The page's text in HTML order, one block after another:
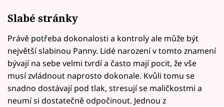
Slabé stránky
Právě potřeba dokonalosti a kontroly ale může být
největší slabinou Panny. Lidé narození v tomto znamení
bývají na sebe velmi tvrdí a často mají pocit, že vše
musí zvládnout naprosto dokonale. Kvůli tomu se
snadno dostávají pod tlak, stresují se maličkostmi a
neumí si dostatečně odpočinout. Jednou z